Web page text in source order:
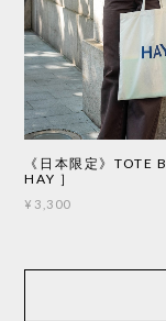
《日本限定》TOTE
HAY ］
¥3,300